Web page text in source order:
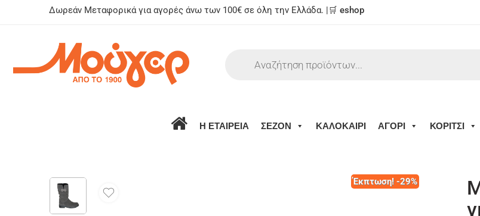
Δωρεάν Μεταφορικά για αγορές άνω των 100€ σε όλη την Ελλάδα. |🛒 eshop
Η ΕΤΑΙΡΕΙΑ ΣΕΖΟΝ ΚΑΛΟΚΑΙΡΙ ΑΓΟΡΙ ΚΟΡΙΤΣΙ
Έκπτωση! -29%